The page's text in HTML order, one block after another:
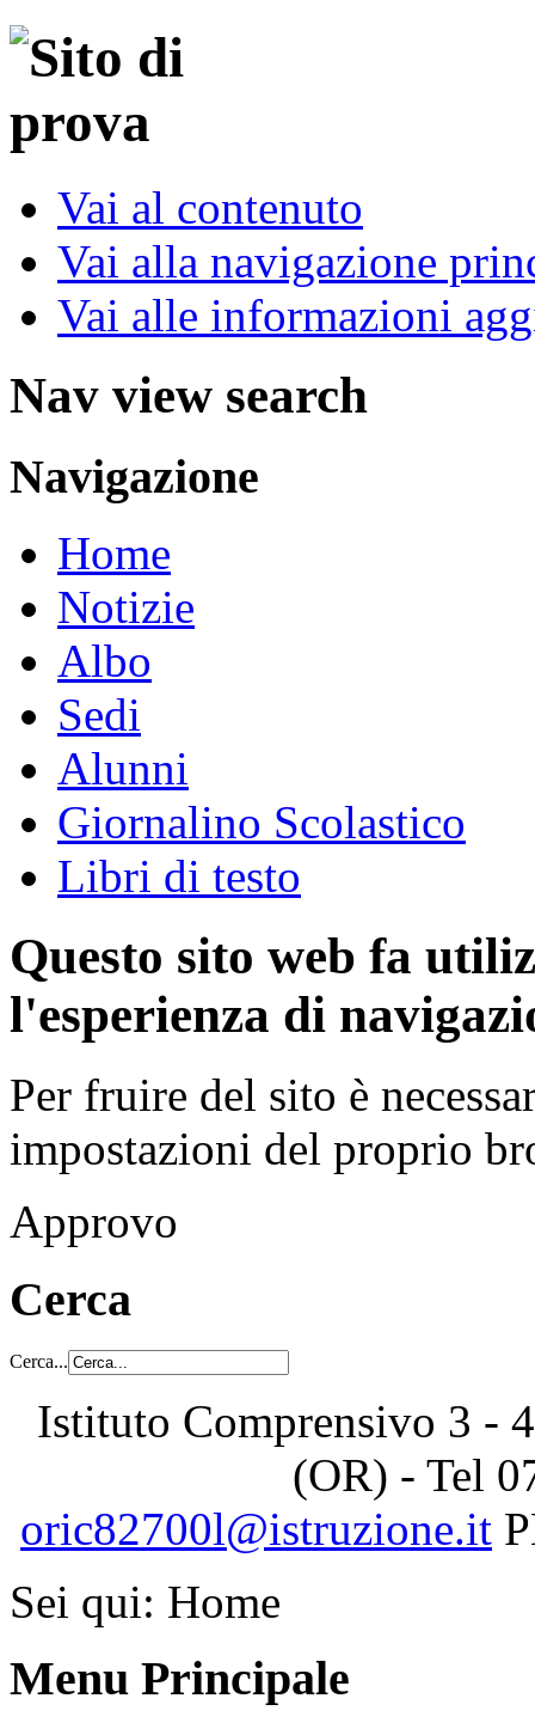
Vai al contenuto
Vai alla navigazione
Vai alle informazioni
Nav view search
Navigazione
Home
Notizie
Albo
Sedi
Alunni
Giornalino Scolastico
Libri di testo
Questo sito web fa
l'esperienza di
Per fruire del sito è
impostazioni del proprio
Approvo
Cerca
Cerca...
Istituto Comprensivo 3 -
(OR) - Tel
oric82700l@istruzione.it
Sei qui: Home
Menu Principale